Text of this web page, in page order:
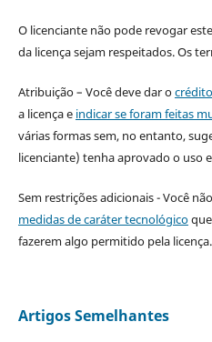
O licenciante não pode revogar
da licença sejam respeitados. Os
Atribuição – Você deve dar o
a licença e indicar se foram feitas
várias formas sem, no entanto,
licenciante) tenha aprovado o uso
Sem restrições adicionais - Você
medidas de caráter tecnológico
fazerem algo permitido pela licença.
Artigos Semelhantes